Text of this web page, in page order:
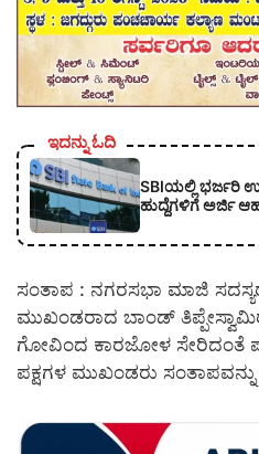
ಇದನ್ನು ಓದಿ
SBIಯಲ್ಲಿ ಭರ್ಜರಿ
ಹುದ್ದೆಗಳಿಗೆ ಅರ್ಜಿ
ಸಂತಾಪ : ನಗರಸಭಾ ಮಾಜಿ
ಮುಖಂಡರಾದ ಬಾಂಡ್
ಗೋವಿಂದ ಕಾರಜೋಳ ಸೇರಿದಂತೆ
ಪಕ್ಷಗಳ ಮುಖಂಡರು